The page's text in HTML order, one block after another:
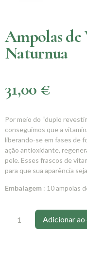
Ampolas de
Naturnua
31,00 €
Por meio do “duplo
conseguimos que a
liberando-se em fases de
ação antioxidante,
pele. Esses frascos de
para que sua aparência
Embalagem : 10 ampolas
Adicionar ao